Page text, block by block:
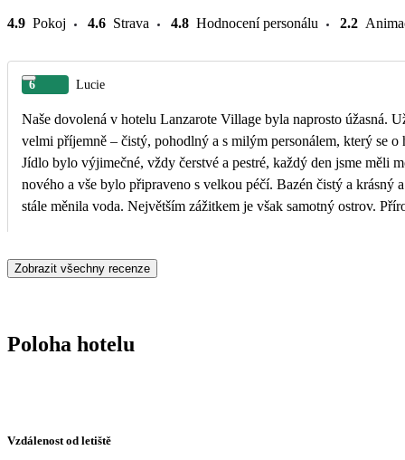
4.9 Pokoj 4.6 Strava 4.8 Hodnocení personálu 2.2
6 Lucie
Naše dovolená v hotelu Lanzarote Village byla naprosto úžasná.
velmi příjemně – čistý, pohodlný a s milým personálem, který se o
Jídlo bylo výjimečné, vždy čerstvé a pestré, každý den jsme měli
nového a vše bylo připraveno s velkou péčí. Bazén čistý a krásný
stále měnila voda. Největším zážitkem je však samotný ostrov. Příroda Lanzarote je neskutečná
neopakovatelné okamžiky a scenérie, které se vryjí do paměti. Dovolená tady opravdu stojí za
Zobrazit všechny recenze
Poloha hotelu
Vzdálenost od letiště